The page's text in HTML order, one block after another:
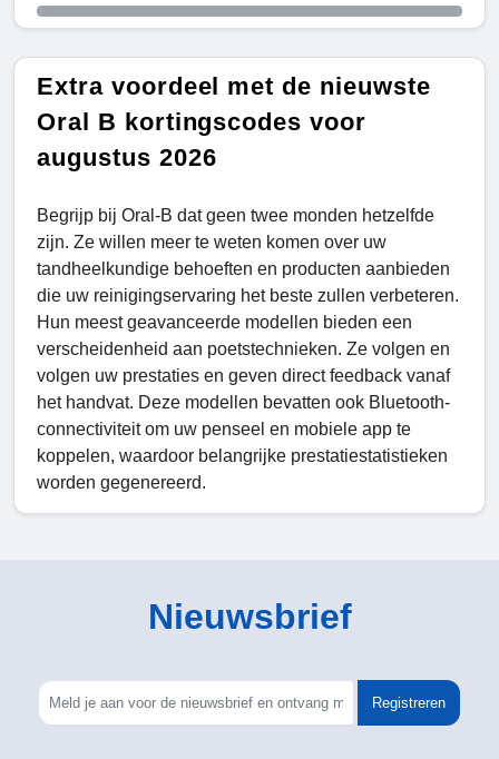
Extra voordeel met de nieuwste
Oral B kortingscodes voor
augustus 2026
Begrijp bij Oral-B dat geen twee monden hetzelfde
zijn. Ze willen meer te weten komen over uw
tandheelkundige behoeften en producten aanbieden
die uw reinigingservaring het beste zullen verbeteren.
Hun meest geavanceerde modellen bieden een
verscheidenheid aan poetstechnieken. Ze volgen en
volgen uw prestaties en geven direct feedback vanaf
het handvat. Deze modellen bevatten ook Bluetooth-
connectiviteit om uw penseel en mobiele app te
koppelen, waardoor belangrijke prestatiestatistieken
worden gegenereerd.
Nieuwsbrief
Registreren